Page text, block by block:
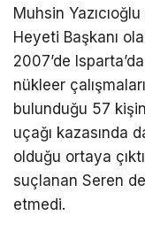
Muhsin
Heyeti Başkanı
2007’de
nükleer
bulunduğu 57
uçağı kazasında
olduğu ortaya
suçlanan Seren
etmedi.